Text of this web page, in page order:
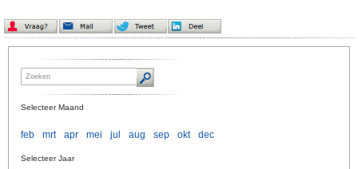
Selecteer Maand
feb mrt apr mei jul aug sep okt dec
Selecteer Jaar